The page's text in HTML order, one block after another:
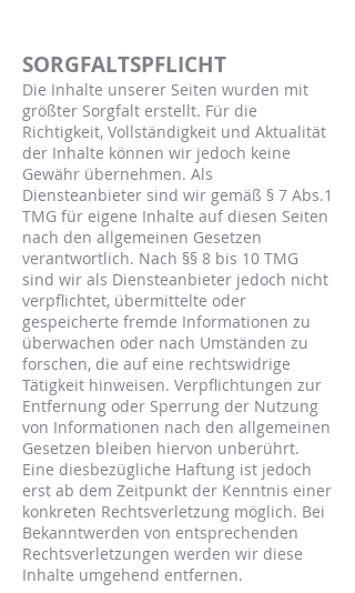
SORGFALTSPFLICHT
Die Inhalte unserer Seiten wurden mit
größter Sorgfalt erstellt. Für die
Richtigkeit, Vollständigkeit und Aktualität
der Inhalte können wir jedoch keine
Gewähr übernehmen. Als
Diensteanbieter sind wir gemäß § 7 Abs.1
TMG für eigene Inhalte auf diesen Seiten
nach den allgemeinen Gesetzen
verantwortlich. Nach §§ 8 bis 10 TMG
sind wir als Diensteanbieter jedoch nicht
verpflichtet, übermittelte oder
gespeicherte fremde Informationen zu
überwachen oder nach Umständen zu
forschen, die auf eine rechtswidrige
Tätigkeit hinweisen. Verpflichtungen zur
Entfernung oder Sperrung der Nutzung
von Informationen nach den allgemeinen
Gesetzen bleiben hiervon unberührt.
Eine diesbezügliche Haftung ist jedoch
erst ab dem Zeitpunkt der Kenntnis einer
konkreten Rechtsverletzung möglich. Bei
Bekanntwerden von entsprechenden
Rechtsverletzungen werden wir diese
Inhalte umgehend entfernen.